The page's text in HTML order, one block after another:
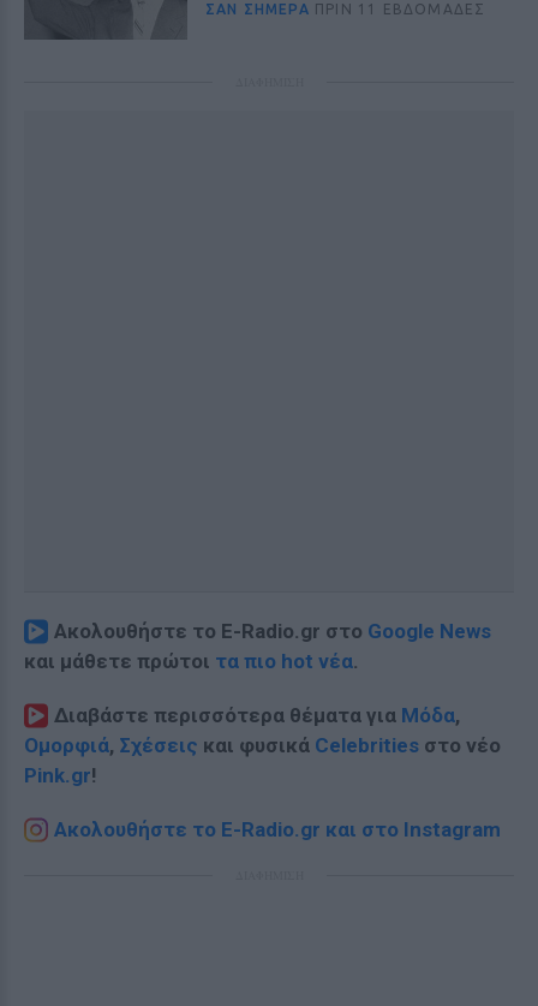
ΣΑΝ ΣΉΜΕΡΑ ΠΡΙΝ 11 ΕΒΔΟΜΆΔΕΣ
Ακολουθήστε το E-Radio.gr στο Google News
και μάθετε πρώτοι τα πιο hot νέα.
Διαβάστε περισσότερα θέματα για Μόδα,
Ομορφιά, Σχέσεις και φυσικά Celebrities στο νέο
Pink.gr!
Ακολουθήστε το E-Radio.gr και στο Instagram